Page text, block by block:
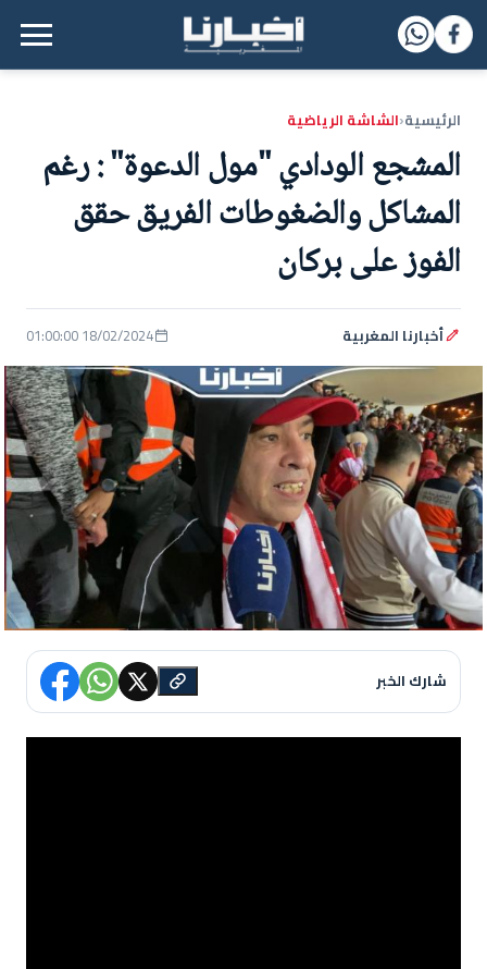
القائمة الرئيسية
الرئيسية‹الشاشة الرياضية
المشجع الودادي "مول الدعوة" : رغم
المشاكل والضغوطات الفريق حقق
الفوز على بركان
أخبارنا المغربية 18/02/2024 01:00:00
شارك الخبر